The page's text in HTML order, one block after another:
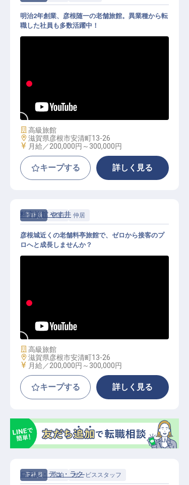
／寮完備（月13,000円）
明治2年創業、彦根随一の老舗旅館。異業種から転
職した社員も多数活躍中！
施設業態
高級旅館
勤務地
滋賀県彦根市安清町13-26
給与
月給／200,000円～ 300,000円
キープする 詳しく見る
正社員 宿泊 仲居
／寮完備（月13,000円）
料亭旅館 やす井
彦根城近くの老舗料亭旅館で、ゼロから接客のプ
ロへと成長しませんか？
施設業態
高級旅館
勤務地
滋賀県彦根市安清町13-26
給与
月給／200,000円～ 300,000円
キープする 詳しく見る
正社員 宿泊 サービススタッフ
ロテル・デュ・ラク